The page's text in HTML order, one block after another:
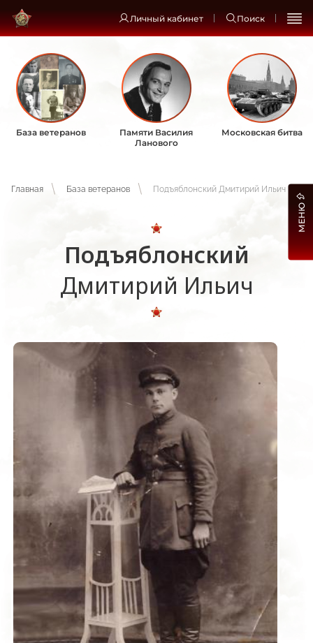
Личный кабинет Поиск
База ветеранов
Памяти Василия
Ланового
Московская битва
Главная База ветеранов Подъяблонский Дмитирий Ильич
Подъяблонский
Дмитирий Ильич
МЕНЮ